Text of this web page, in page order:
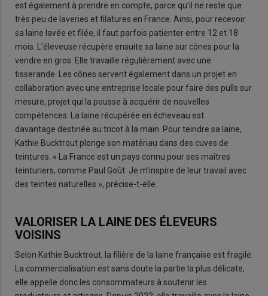
est également à prendre en compte, parce qu’il ne reste que
très peu de laveries et filatures en France. Ainsi, pour recevoir
sa laine lavée et filée, il faut parfois patienter entre 12 et 18
mois. L’éleveuse récupère ensuite sa laine sur cônes pour la
vendre en gros. Elle travaille régulièrement avec une
tisserande. Les cônes servent également dans un projet en
collaboration avec une entreprise locale pour faire des pulls sur
mesure, projet qui la pousse à acquérir de nouvelles
compétences. La laine récupérée en écheveau est
davantage destinée au tricot à la main. Pour teindre sa laine,
Kathie Bucktrout plonge son matériau dans des cuves de
teintures. « La France est un pays connu pour ses maîtres
teinturiers, comme Paul Goût. Je m’inspire de leur travail avec
des teintes naturelles », précise-t-elle.
VALORISER LA LAINE DES ÉLEVEURS
VOISINS
Selon Kathie Bucktrout, la filière de la laine française est fragile.
La commercialisation est sans doute la partie la plus délicate,
elle appelle donc les consommateurs à soutenir les